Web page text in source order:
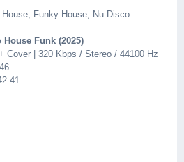
House, Funky House, Nu Disco
Funk (2025)
Cover | 320 Kbps / Stereo / 44100 Hz